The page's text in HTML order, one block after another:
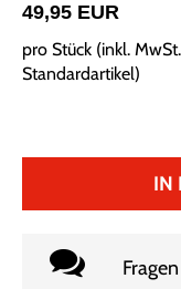
49,95 EUR
pro Stück (inkl.
Standardartikel)
IN